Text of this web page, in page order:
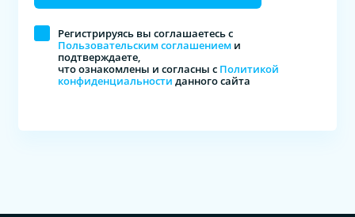
Регистрируясь вы соглашаетесь с
Пользовательским соглашением и
подтверждаете,
что ознакомлены и согласны с Политикой
конфиденциальности данного сайта